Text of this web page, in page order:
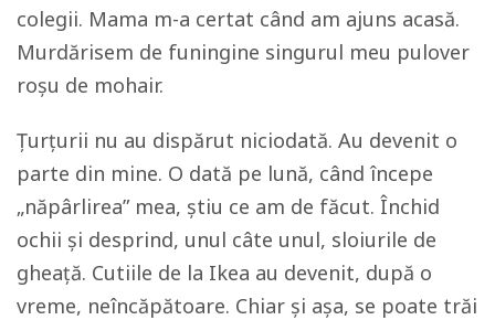
colegii. Mama m-a certat când am ajuns acasă.
Murdărisem de funingine singurul meu pulover
roșu de mohair.
Țurțurii nu au dispărut niciodată. Au devenit o
parte din mine. O dată pe lună, când începe
„năpârlirea” mea, știu ce am de făcut. Închid
ochii și desprind, unul câte unul, sloiurile de
gheață. Cutiile de la Ikea au devenit, după o
vreme, neîncăpătoare. Chiar și așa, se poate trăi